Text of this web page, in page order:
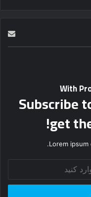
With
Subscribe
get
Lorem